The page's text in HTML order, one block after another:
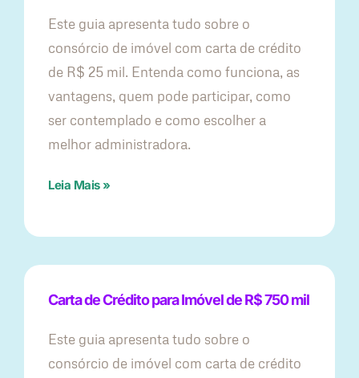
Este guia apresenta tudo sobre o
consórcio de imóvel com carta de crédito
de R$ 25 mil. Entenda como funciona, as
vantagens, quem pode participar, como
ser contemplado e como escolher a
melhor administradora.
Leia Mais »
Carta de Crédito para Imóvel de R$ 750 mil
Este guia apresenta tudo sobre o
consórcio de imóvel com carta de crédito